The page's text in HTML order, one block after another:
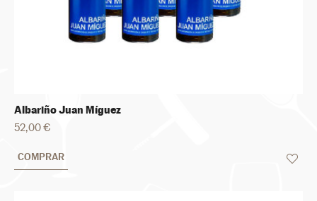
Albariño Juan Míguez
52,00 €
COMPRAR